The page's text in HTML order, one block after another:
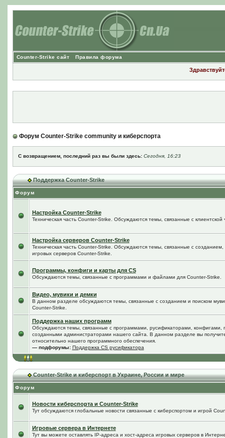
Counter-Strike сайт Правила форума
Форум Counter-Strike community и киберспорта
С возвращением, последний раз вы были здесь: Сегодня, 16:23
Поддержка Counter-Strike
Форум
Настройка Counter-Strike
Техническая часть Counter-Strike. Обсуждаются темы, связанные с клиентской
Настройка серверов Counter-Strike
Техническая часть Counter-Strike. Обсуждаются темы, связанные с
игровых серверов Counter-Strike.
Программы, конфиги и карты для CS
Обсуждаются темы, связанные с программами и файлами для Counter-Strike.
Видео, мувики и демки
В данном разделе обсуждаются темы, связанные с созданием и поиском
Counter-Strike.
Поддержка наших программ
Обсуждаются темы, связанные с программами, русификаторами, конфигами,
созданными администраторами нашего сайта. В данном разделе вы
относительно нашего программного обеспечения.
— подфорумы: Поддержка CS русификатора
Counter-Strike и киберспорт в Украине, России и мире
Форум
Новости киберспорта и Counter-Strike
Тут обсуждаются глобальные новости связанные с киберспортом и игрой
Игровые сервера в Интернете
Тут вы можете оставлять IP-адреса и хост-адреса игровых серверов в